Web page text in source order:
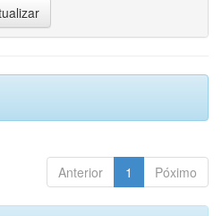
Anterior 1 Póximo